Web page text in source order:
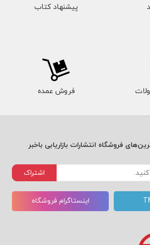
پیشنهاد کتاب
فروش عمده
فروشگاه انتشارات بازاریابی باخبر
اشتراک
اینستاگرام فروشگاه